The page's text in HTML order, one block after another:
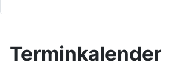
Terminkalender